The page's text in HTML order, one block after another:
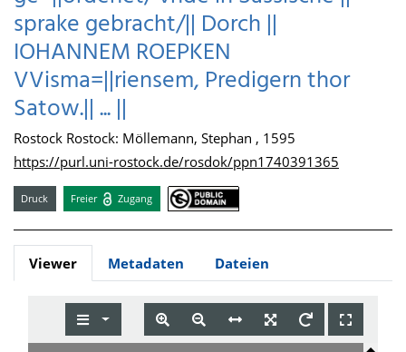
sprake gebracht/|| Dorch ||
IOHANNEM ROEPKEN
VVisma=||riensem, Predigern thor
Satow.|| ... ||
Rostock Rostock: Möllemann, Stephan , 1595
https://purl.uni-rostock.de/rosdok/ppn1740391365
Druck Freier Zugang
Viewer Metadaten Dateien